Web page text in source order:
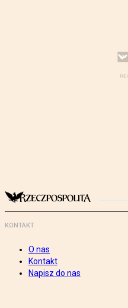
KONTAKT
O nas
Kontakt
Napisz do nas